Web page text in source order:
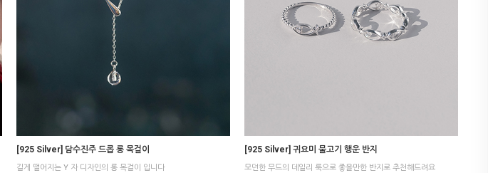
[925 Silver] 담수진주 드롭 롱 목걸이
길게 떨어지는 Y 자 디자인의 롱 목걸이 입니다
[925 Silver] 귀요미 물고기 행운 반지
모던한 무드의 데일리 룩으로 좋을만한 반지로 추천해드려요